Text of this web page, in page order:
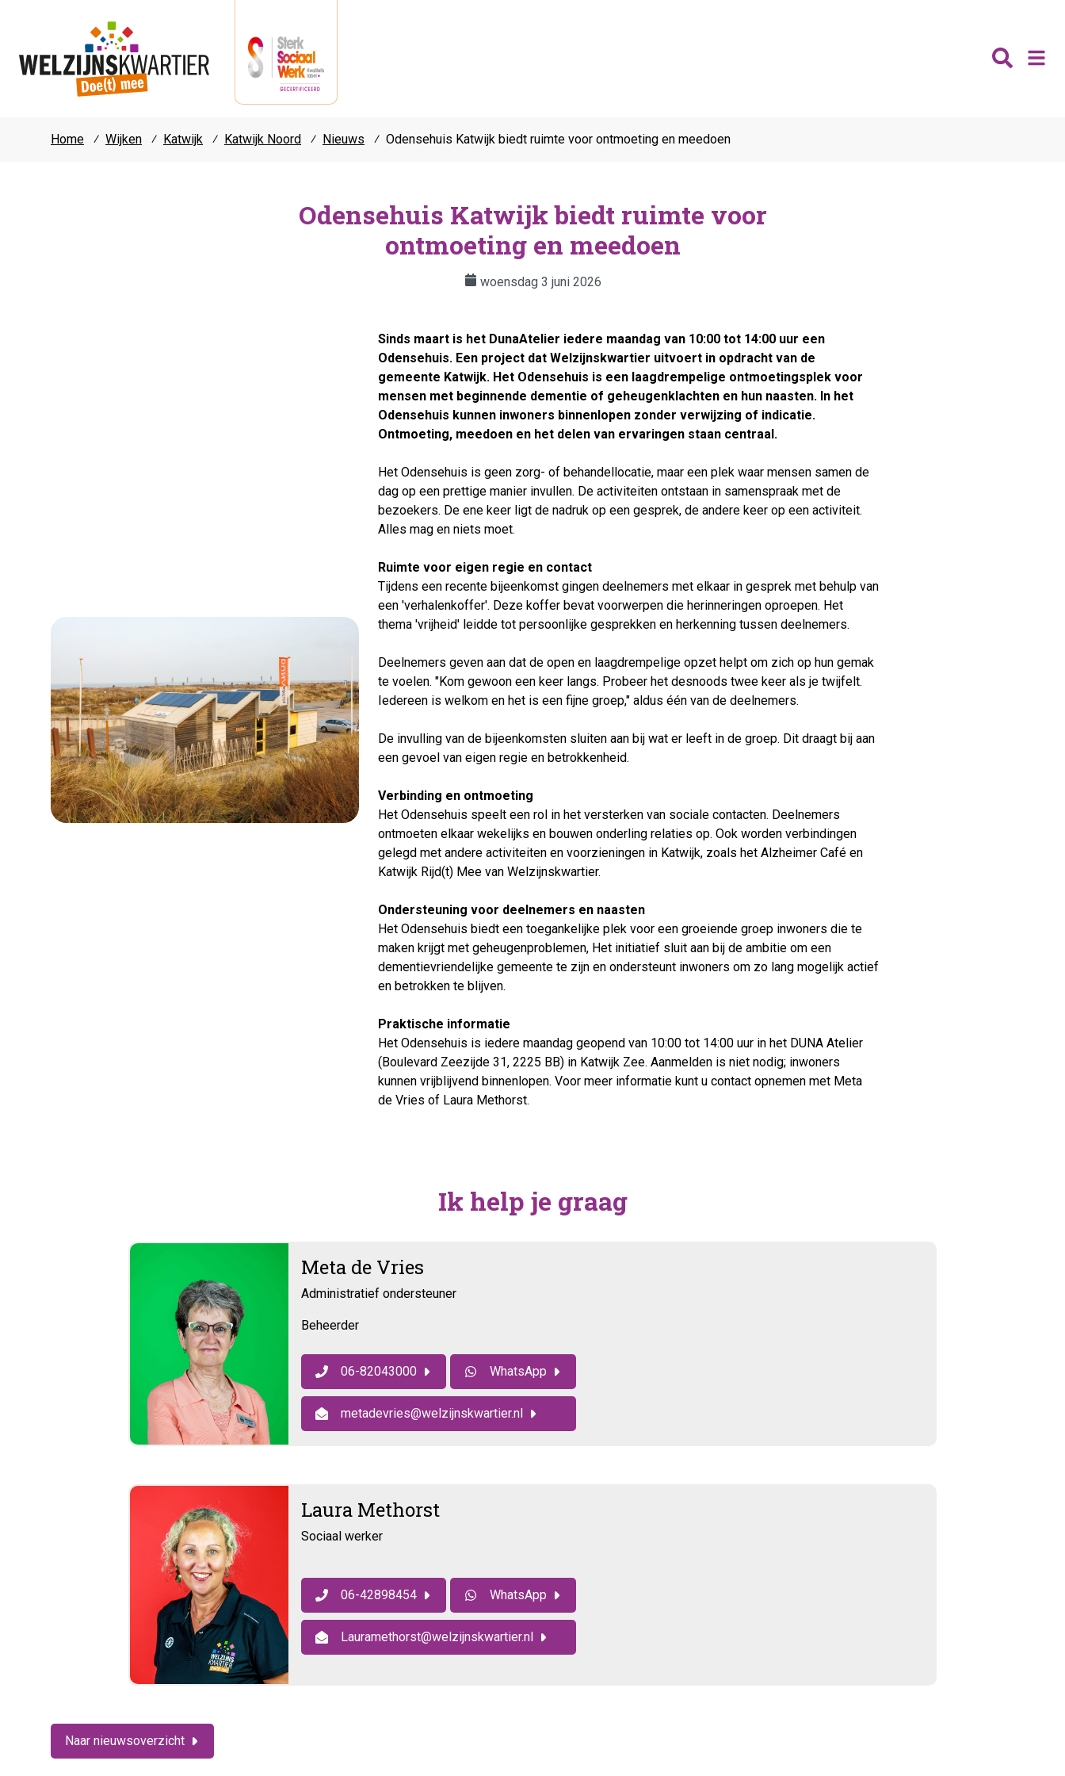
Home ⁄ Wijken ⁄ Katwijk ⁄ Katwijk Noord ⁄ Nieuws ⁄ Odensehuis Katwijk biedt ruimte voor ontmoeting en meedoen
Odensehuis Katwijk biedt ruimte voor
ontmoeting en meedoen
woensdag 3 juni 2026
Sinds maart is het DunaAtelier iedere maandag van 10:00 tot 14:00 uur een
Odensehuis. Een project dat Welzijnskwartier uitvoert in opdracht van de
gemeente Katwijk. Het Odensehuis is een laagdrempelige ontmoetingsplek voor
mensen met beginnende dementie of geheugenklachten en hun naasten. In het
Odensehuis kunnen inwoners binnenlopen zonder verwijzing of indicatie.
Ontmoeting, meedoen en het delen van ervaringen staan centraal.
Het Odensehuis is geen zorg- of behandellocatie, maar een plek waar mensen samen de
dag op een prettige manier invullen. De activiteiten ontstaan in samenspraak met de
bezoekers. De ene keer ligt de nadruk op een gesprek, de andere keer op een activiteit.
Alles mag en niets moet.
Ruimte voor eigen regie en contact
Tijdens een recente bijeenkomst gingen deelnemers met elkaar in gesprek met behulp van
een 'verhalenkoffer'. Deze koffer bevat voorwerpen die herinneringen oproepen. Het
thema 'vrijheid' leidde tot persoonlijke gesprekken en herkenning tussen deelnemers.
Deelnemers geven aan dat de open en laagdrempelige opzet helpt om zich op hun gemak
te voelen. "Kom gewoon een keer langs. Probeer het desnoods twee keer als je twijfelt.
Iedereen is welkom en het is een fijne groep," aldus één van de deelnemers.
De invulling van de bijeenkomsten sluiten aan bij wat er leeft in de groep. Dit draagt bij aan
een gevoel van eigen regie en betrokkenheid.
Verbinding en ontmoeting
Het Odensehuis speelt een rol in het versterken van sociale contacten. Deelnemers
ontmoeten elkaar wekelijks en bouwen onderling relaties op. Ook worden verbindingen
gelegd met andere activiteiten en voorzieningen in Katwijk, zoals het Alzheimer Café en
Katwijk Rijd(t) Mee van Welzijnskwartier.
Ondersteuning voor deelnemers en naasten
Het Odensehuis biedt een toegankelijke plek voor een groeiende groep inwoners die te
maken krijgt met geheugenproblemen, Het initiatief sluit aan bij de ambitie om een
dementievriendelijke gemeente te zijn en ondersteunt inwoners om zo lang mogelijk actief
en betrokken te blijven.
Praktische informatie
Het Odensehuis is iedere maandag geopend van 10:00 tot 14:00 uur in het DUNA Atelier
(Boulevard Zeezijde 31, 2225 BB) in Katwijk Zee. Aanmelden is niet nodig; inwoners
kunnen vrijblijvend binnenlopen. Voor meer informatie kunt u contact opnemen met Meta
de Vries of Laura Methorst.
Ik help je graag
Meta de Vries
Administratief ondersteuner
Beheerder
06-82043000 WhatsApp
metadevries@welzijnskwartier.nl
Laura Methorst
Sociaal werker
06-42898454 WhatsApp
Lauramethorst@welzijnskwartier.nl
Naar nieuwsoverzicht